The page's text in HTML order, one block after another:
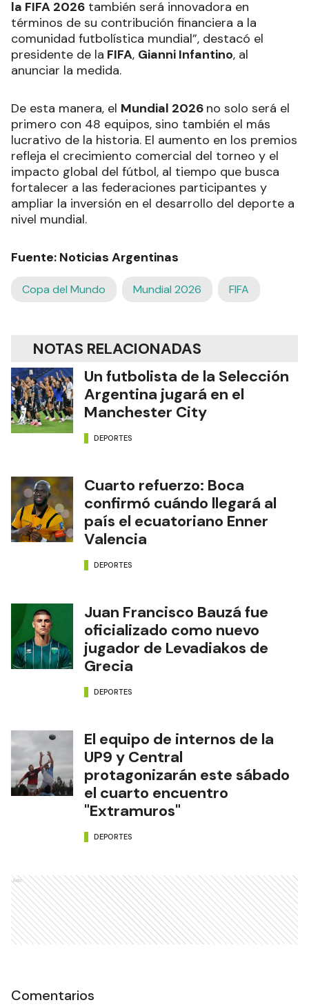
la FIFA 2026 también será innovadora en
términos de su contribución financiera a la
comunidad futbolística mundial”, destacó el
presidente de la FIFA, Gianni Infantino, al
anunciar la medida.
De esta manera, el Mundial 2026 no solo será el
primero con 48 equipos, sino también el más
lucrativo de la historia. El aumento en los premios
refleja el crecimiento comercial del torneo y el
impacto global del fútbol, al tiempo que busca
fortalecer a las federaciones participantes y
ampliar la inversión en el desarrollo del deporte a
nivel mundial.
Fuente: Noticias Argentinas
Copa del Mundo Mundial 2026 FIFA
NOTAS RELACIONADAS
Un futbolista de la Selección
Argentina jugará en el
Manchester City
DEPORTES
Cuarto refuerzo: Boca
confirmó cuándo llegará al
país el ecuatoriano Enner
Valencia
DEPORTES
Juan Francisco Bauzá fue
oficializado como nuevo
jugador de Levadiakos de
Grecia
DEPORTES
El equipo de internos de la
UP9 y Central
protagonizarán este sábado
el cuarto encuentro
"Extramuros"
DEPORTES
Ads
Comentarios